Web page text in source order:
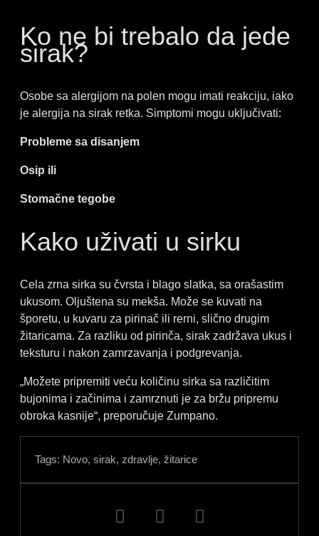
Ko ne bi trebalo da jede
sirak?
Osobe sa alergijom na polen mogu imati reakciju, iako
je alergija na sirak retka. Simptomi mogu uključivati:
Probleme sa disanjem
Osip ili
Stomačne tegobe
Kako uživati u sirku
Cela zrna sirka su čvrsta i blago slatka, sa orašastim
ukusom. Oljuštena su mekša. Može se kuvati na
šporetu, u kuvaru za pirinač ili rerni, slično drugim
žitaricama. Za razliku od pirinča, sirak zadržava ukus i
teksturu i nakon zamrzavanja i podgrevanja.
„Možete pripremiti veću količinu sirka sa različitim
bujonima i začinima i zamrznuti je za bržu pripremu
obroka kasnije“, preporučuje Zumpano.
Tags: Novo, sirak, zdravlje, žitarice
F
a
L
i
I
n